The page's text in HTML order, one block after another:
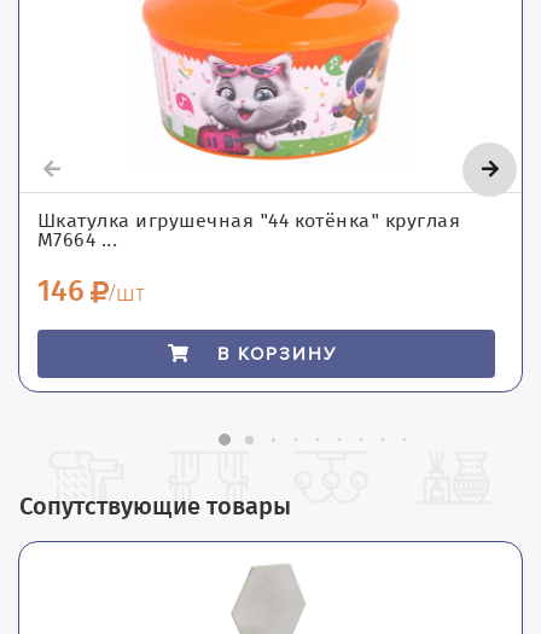
Шкатулка игрушечная "44 котёнка" круглая
М7664 ...
146 /шт
В КОРЗИНУ
Сопутствующие товары